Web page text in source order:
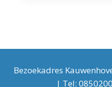
Bezoekadres
| Tel: